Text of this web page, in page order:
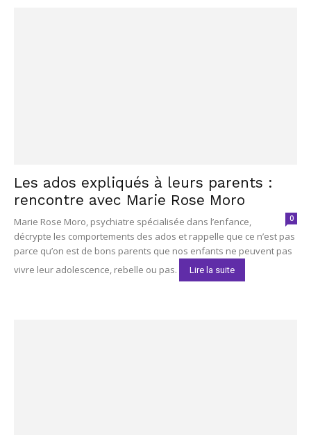
Les ados expliqués à leurs parents :
rencontre avec Marie Rose Moro
0
Marie Rose Moro, psychiatre spécialisée dans l’enfance,
décrypte les comportements des ados et rappelle que ce n’est pas
parce qu’on est de bons parents que nos enfants ne peuvent pas
vivre leur adolescence, rebelle ou pas.
Lire la suite